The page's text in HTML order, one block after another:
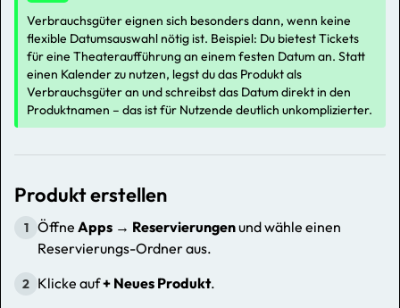
Verbrauchsgüter eignen sich besonders dann, wenn keine
flexible Datumsauswahl nötig ist. Beispiel: Du bietest Tickets
für eine Theateraufführung an einem festen Datum an. Statt
einen Kalender zu nutzen, legst du das Produkt als
Verbrauchsgüter an und schreibst das Datum direkt in den
Produktnamen – das ist für Nutzende deutlich unkomplizierter.
Produkt erstellen
1 Öffne Apps → Reservierungenund wähle einen
Reservierungs-Ordner aus.
2 Klicke auf+ Neues Produkt.